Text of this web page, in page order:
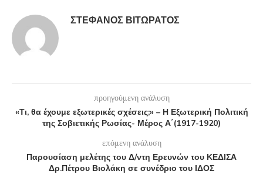
ΣΤΈΦΑΝΟΣ ΒΙΤΩΡΆΤΟΣ
προηγούμενη ανάλυση
«Τι, θα έχουμε εξωτερικές σχέσεις;» – Η Εξωτερική Πολιτική
της Σοβιετικής Ρωσίας- Μέρος Α΄(1917-1920)
επόμενη ανάλυση
Παρουσίαση μελέτης του Δ/ντη Ερευνών του ΚΕΔΙΣΑ
Δρ.Πέτρου Βιολάκη σε συνέδριο του ΙΔΟΣ